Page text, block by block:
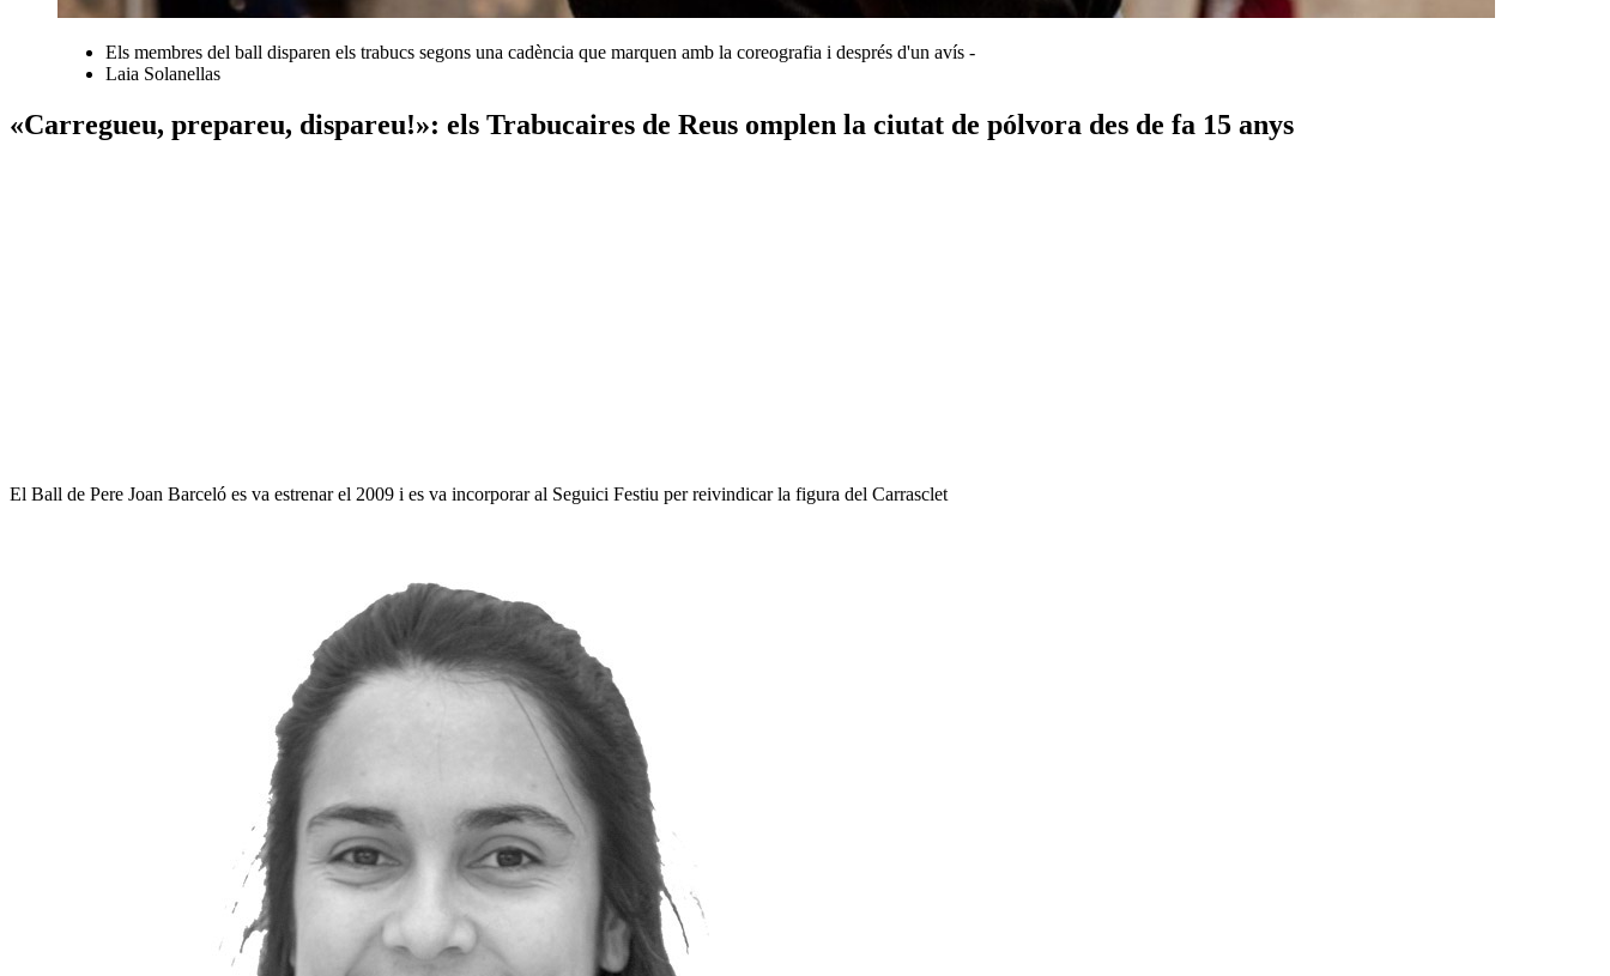
Els membres del ball disparen els trabucs segons una cadència que marquen amb la coreografia i després d'un avís -
Laia Solanellas
«Carregueu, prepareu, dispareu!»: els Trabucaires de Reus omplen la ciutat de pólvora des de fa 15 anys
El Ball de Pere Joan Barceló es va estrenar el 2009 i es va incorporar al Seguici Festiu per reivindicar la figura del Carrasclet